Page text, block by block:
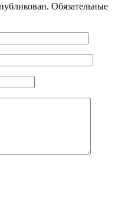
Обязательные